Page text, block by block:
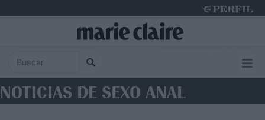
NOTICIAS DE SEXO ANAL